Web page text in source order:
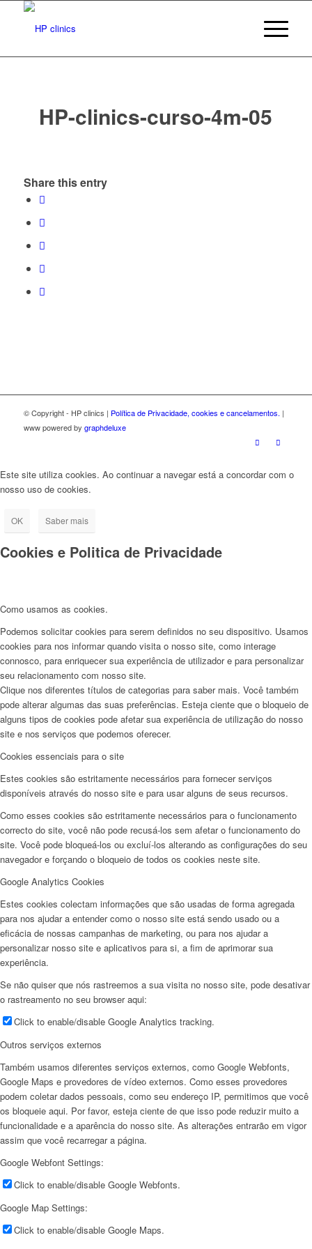
HP-clinics-curso-4m-05
Share this entry
© Copyright - HP clinics | Política de Privacidade, cookies e cancelamentos. |
www powered by graphdeluxe
Este site utiliza cookies. Ao continuar a navegar está a concordar com o
nosso uso de cookies.
OK Saber mais
Cookies e Politica de Privacidade
Como usamos as cookies.
Podemos solicitar cookies para serem definidos no seu dispositivo. Usamos
cookies para nos informar quando visita o nosso site, como interage
connosco, para enriquecer sua experiência de utilizador e para personalizar
seu relacionamento com nosso site.
Clique nos diferentes títulos de categorias para saber mais. Você também
pode alterar algumas das suas preferências. Esteja ciente que o bloqueio de
alguns tipos de cookies pode afetar sua experiência de utilização do nosso
site e nos serviços que podemos oferecer.
Cookies essenciais para o site
Estes cookies são estritamente necessários para fornecer serviços
disponíveis através do nosso site e para usar alguns de seus recursos.
Como esses cookies são estritamente necessários para o funcionamento
correcto do site, você não pode recusá-los sem afetar o funcionamento do
site. Você pode bloqueá-los ou excluí-los alterando as configurações do seu
navegador e forçando o bloqueio de todos os cookies neste site.
Google Analytics Cookies
Estes cookies colectam informações que são usadas de forma agregada
para nos ajudar a entender como o nosso site está sendo usado ou a
eficácia de nossas campanhas de marketing, ou para nos ajudar a
personalizar nosso site e aplicativos para si, a fim de aprimorar sua
experiência.
Se não quiser que nós rastreemos a sua visita no nosso site, pode desativar
o rastreamento no seu browser aqui:
Click to enable/disable Google Analytics tracking.
Outros serviços externos
Também usamos diferentes serviços externos, como Google Webfonts,
Google Maps e provedores de vídeo externos. Como esses provedores
podem coletar dados pessoais, como seu endereço IP, permitimos que você
os bloqueie aqui. Por favor, esteja ciente de que isso pode reduzir muito a
funcionalidade e a aparência do nosso site. As alterações entrarão em vigor
assim que você recarregar a página.
Google Webfont Settings:
Click to enable/disable Google Webfonts.
Google Map Settings:
Click to enable/disable Google Maps.